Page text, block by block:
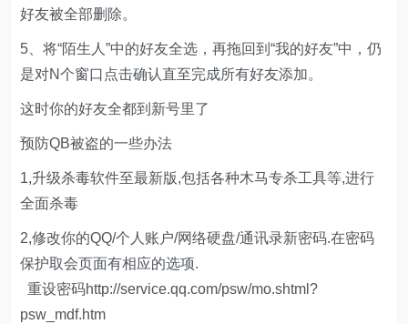
好友被全部删除。
5、将“陌生人”中的好友全选，再拖回到“我的好友”中，仍
是对N个窗口点击确认直至完成所有好友添加。
这时你的好友全都到新号里了
预防QB被盗的一些办法
1,升级杀毒软件至最新版,包括各种木马专杀工具等,进行
全面杀毒
2,修改你的QQ/个人账户/网络硬盘/通讯录新密码.在密码
保护取会页面有相应的选项.
重设密码http://service.qq.com/psw/mo.shtml?
psw_mdf.htm